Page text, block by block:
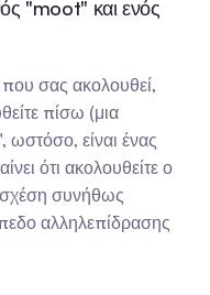
"moot" και ενός
σας ακολουθεί,
πίσω (μια
είναι ένας
ότι ακολουθείτε ο
σχέση συνήθως
αλληλεπίδρασης